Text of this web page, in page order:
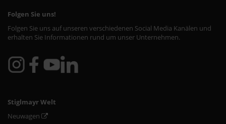
Folgen Sie uns!
Folgen Sie uns auf unseren verschiedenen Social Media Kanälen und
erhalten Sie Informationen rund um unser Unternehmen.
Stiglmayr Welt
Neuwagen